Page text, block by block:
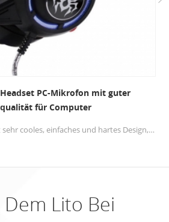
PC-Mikrofon mit guter
für Computer
F35 Gaming Headsets ist sehr cooles, einfaches und hartes Design, voll von Technologie. Der bunte Lichteffekt ist mehr ins Auge fallend und lässt Leute es lieben.
Lito Bei